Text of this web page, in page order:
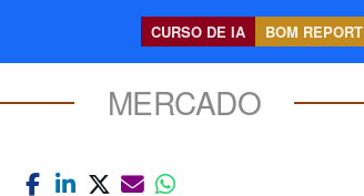
CURSO DE IA BOM REPORT
MERCADO